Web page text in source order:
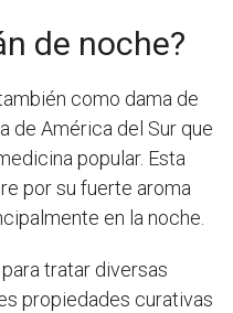
de noche?
como dama de
de América del Sur que
popular. Esta
por su fuerte aroma
en la noche.
tratar diversas
propiedades curativas